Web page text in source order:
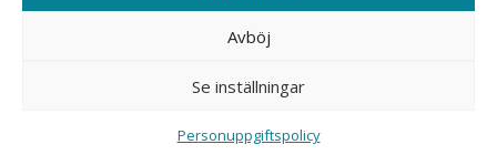
Avböj
Se inställningar
Personuppgiftspolicy
Annons